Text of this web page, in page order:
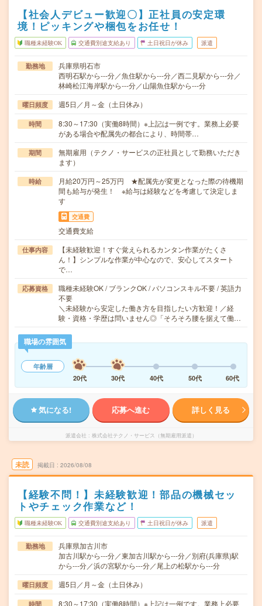
【社会人デビュー歓迎〇】正社員の安定環
境！ピッキングや梱包をお任せ！
職種未経験OK 交通費別途支給あり 土日祝日が休み 派遣
勤務地
兵庫県明石市
西明石駅から---分／魚住駅から---分／西二見駅から---分／
林崎松江海岸駅から---分／山陽魚住駅から---分
曜日頻度 週5日／月～金（土日休み）
時間
8:30～17:30（実働8時間）※上記は一例です。業務上必要
がある場合や配属先の都合により、時間帯…
期間
無期雇用（テクノ・サービスの正社員として勤務いただき
ます）
時給
月給20万円～25万円 ★配属先が変更となった際の待機期
間も給与が発生！ ※給与は経験などを考慮して決定しま
す
交通費
交通費支給
仕事内容
【未経験歓迎！すぐ覚えられるカンタン作業がたくさ
ん！】シンプルな作業が中心なので、安心してスタート
で…
応募資格
職種未経験OK / ブランクOK / パソコンスキル不要 / 英語力
不要
＼未経験から安定した働き方を目指したい方歓迎！／経
験・資格・学歴は問いません◎「そろそろ腰を据えて働…
職場の雰囲気
年齢層
20代
30代 40代 50代 60代
気になる! 応募へ進む 詳しく見る
派遣会社 株式会社テクノ・サービス（無期雇用派遣）
未読 掲載日 2026/08/08
【経験不問！】未経験歓迎！部品の機械セッ
トやチェック作業など！
職種未経験OK 交通費別途支給あり 土日祝日が休み 派遣
勤務地
兵庫県加古川市
加古川駅から---分／東加古川駅から---分／別府(兵庫県)駅
から---分／浜の宮駅から---分／尾上の松駅から---分
曜日頻度 週5日／月～金（土日休み）
時間 8:30～17:30（実働8時間）※上記は一例です。業務上必要